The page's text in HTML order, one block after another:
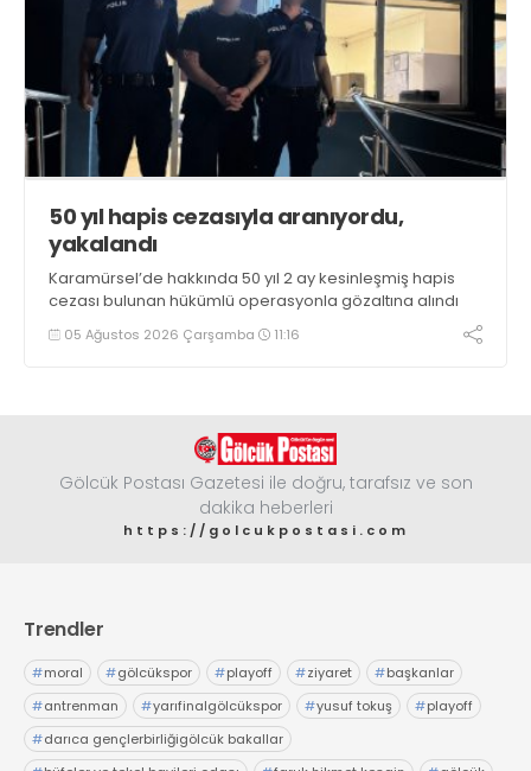
50 yıl hapis cezasıyla aranıyordu,
yakalandı
Karamürsel’de hakkında 50 yıl 2 ay kesinleşmiş hapis
cezası bulunan hükümlü operasyonla gözaltına alındı
05 Ağustos 2026 Çarşamba 11:16
Gölcük Postası Gazetesi ile doğru, tarafsız ve son
dakika heberleri
https://golcukpostasi.com
Trendler
#moral #gölcükspor #playoff #ziyaret #başkanlar
#antrenman #yarıfinalgölcükspor #yusuf tokuş #playoff
#darıca gençlerbirliğigölcük bakallar